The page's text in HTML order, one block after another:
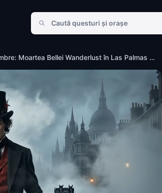
în Las Palmas de Gran Canaria Misterul din Umbre: Moartea Bellei Wanderlust în Las Palmas de Gran Canaria